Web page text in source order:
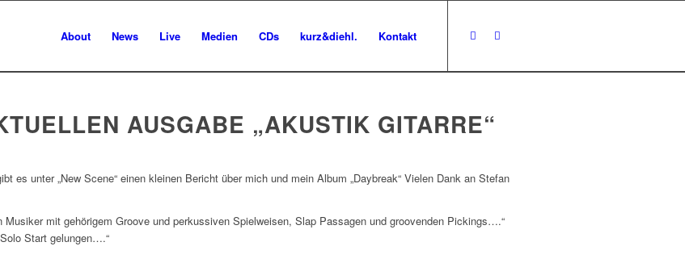
About News Live Medien CDs kurz&diehl. Kontakt
AUSGABE „AKUSTIK GITARRE“
es unter „New Scene“ einen kleinen Bericht über mich und mein Album „Daybreak“ Vielen Dank an Stefan
mit gehörigem Groove und perkussiven Spielweisen, Slap Passagen und groovenden Pickings….“
Start gelungen….“